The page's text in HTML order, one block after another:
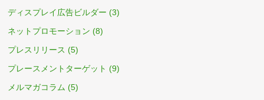
ディスプレイ広告ビルダー (3)
ネットプロモーション (8)
プレスリリース (5)
プレースメントターゲット (9)
メルマガコラム (5)